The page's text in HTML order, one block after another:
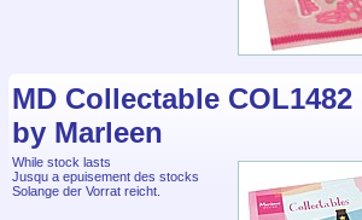
MD Collectable COL1482
by Marleen
While stock lasts
Jusqu a epuisement des stocks
Solange der Vorrat reicht.